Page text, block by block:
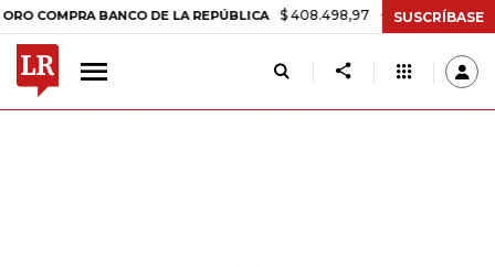
BANCO DE LA REPÚBLICA $ 408.498,97 +$ 8.753,81 +2,19%
SUSCRÍBASE